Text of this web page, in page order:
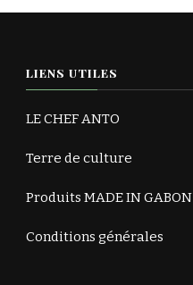
LIENS UTILES
LE CHEF ANTO
Terre de culture
Produits MADE IN GABON
Conditions générales